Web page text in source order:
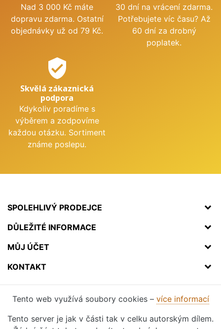
Nad 3 000 Kč máte
dopravu zdarma. Ostatní
objednávky už od 79 Kč.
30 dní na vrácení zdarma.
Potřebujete víc času? Až
60 dní za drobný
poplatek.
verified_user
Skvělá zákaznická
podpora
Kdykoliv poradíme s
výběrem a zodpovíme
každou otázku. Sortiment
známe poslepu.
SPOLEHLIVÝ PRODEJCE
DŮLEŽITÉ INFORMACE
MŮJ ÚČET
KONTAKT
Tento web využívá soubory cookies – více informací
Tento server je jak v části tak v celku autorským dílem.